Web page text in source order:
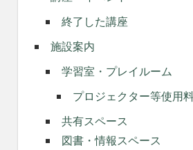
終了した講座
施設案内
学習室・プレイルーム
プロジェクター等使用
共有スペース
図書・情報スペース